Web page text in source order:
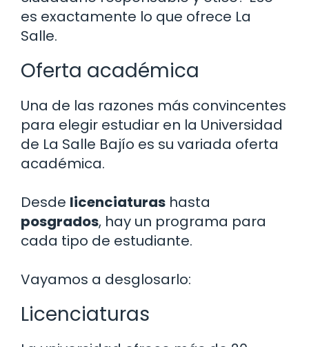
es exactamente lo que ofrece La
Salle.
Oferta académica
Una de las razones más convincentes
para elegir estudiar en la Universidad
de La Salle Bajío es su variada oferta
académica.
Desde licenciaturas hasta
posgrados, hay un programa para
cada tipo de estudiante.
Vayamos a desglosarlo:
Licenciaturas